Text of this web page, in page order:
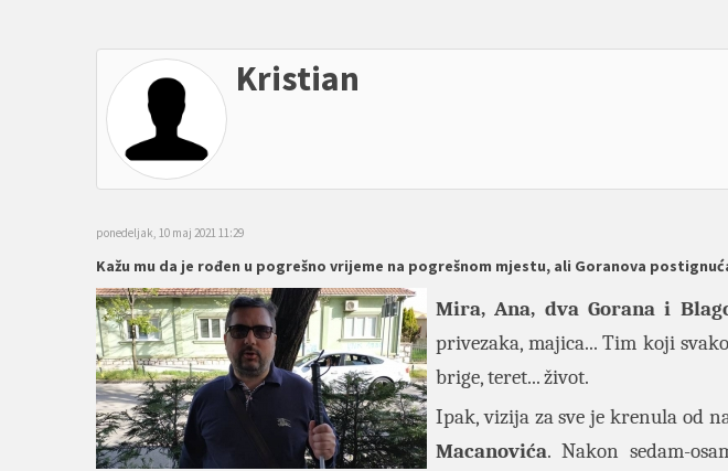
Kristian
ponedeljak, 10 maj 2021 11:29
Kažu mu da je rođen u pogrešno vrijeme na pogrešnom mjestu, ali Goranova
Mira, Ana, dva Gorana i
privezaka, majica... Tim koji
brige, teret... život.
Ipak, vizija za sve je krenula od
Macanovića. Nakon sedam-